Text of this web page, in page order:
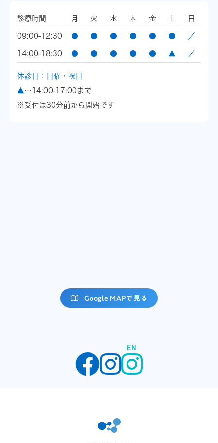
診療時間 月 火 水 木 金 土 日
09:00-12:30 ● ● ● ● ● ● ／
14:00-18:30 ● ● ● ● ● ▲ ／
休診日：日曜・祝日
▲…14:00-17:00まで
※受付は30分前から開始です
Google MAPで見る
EN